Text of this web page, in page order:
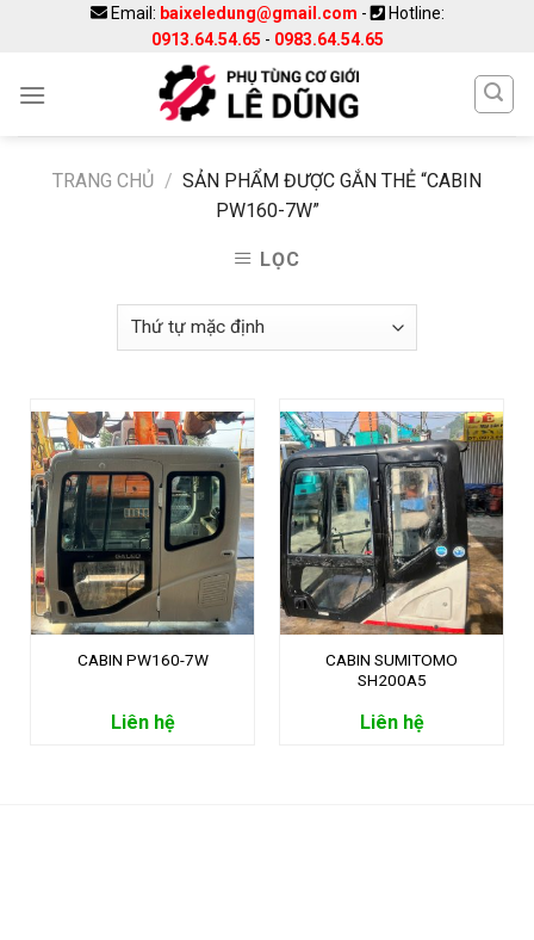
Email: baixeledung@gmail.com -
Hotline:
0913.64.54.65 - 0983.64.54.65
TRANG CHỦ / SẢN PHẨM ĐƯỢC GẮN THẺ “CABIN
PW160-7W”
LỌC
CABIN PW160-7W
Liên hệ
CABIN SUMITOMO
SH200A5
Liên hệ